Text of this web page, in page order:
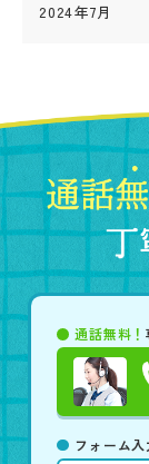
2024年7月
通話無料！
フォーム入